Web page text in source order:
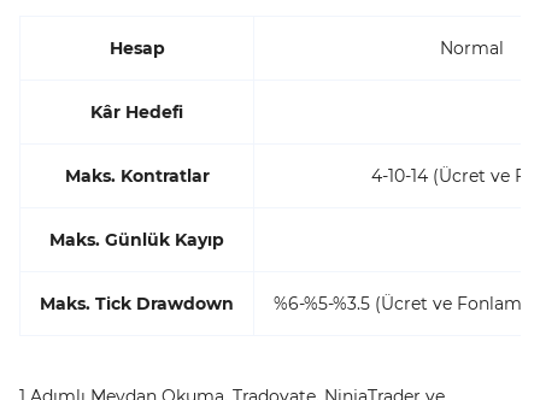
Hesap Normal
Kâr Hedefi
Maks. Kontratlar 4-10-14 (Ücret ve
Maks. Günlük Kayıp
Maks. Tick Drawdown %6-%5-%3.5 (Ücret ve